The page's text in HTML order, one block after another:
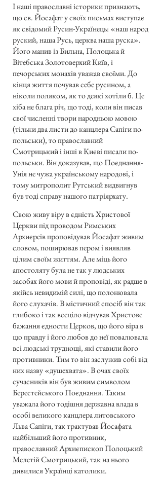
І наші православні історики признають,
що св. Йосафат у своїх письмах виступає
як свідомий Русин-Українець: «наш народ
руский, наша Русь, церква наша руска».
Його манив із Бильна, Полоцька й
Вітебська Золотоверхий Київ, і
печорських монахів уважав своїми. До
кінця життя почував себе русином, а
ніколи поляком, як то деякі хотіли б. Це
хіба не блага річ, що тоді, коли він писав
свої численні твори народньою мовою
(тільки два листи до канцлера Сапіги по-
польськи), то православний
Смотрицький і інші в Києві писали по-
польськи. Він доказував, що Поєднання-
Унія не чужа українському народові, і
тому митрополит Рутський видвигнув
був тоді справу нашого патріярхату.
Свою живу віру в єдність Христової
Церкви під проводом Римських
Архиєреїв проповідував Йосафат живим
словом, поширював пером і виявляв
цілим своїм життям. Але міць його
апостоляту була не так у людських
засобах його мови й проповіді, як радше в
якійсь невидимій силі, що полонювала
його слухачів. В містичний спосіб він так
глибоко і так всеціло відчував Христове
бажання єдности Церков, що його віра в
цю правду і його любов до неї повалювала
всі людські труднощі, які ставили його
противники. Тим то він заслужив собі від
них назву «душехвата». В очах своїх
сучасників він був живим символом
Берестейського Поєднання. Таким
уважала його тодішня державна влада в
особі великого канцлера литовського
Льва Сапіги, так трактував Йосафата
найбільший його противник,
православний Архиєпископ Полоцький
Мелетій Смотрицький, так на нього
дивилися Українці католики.